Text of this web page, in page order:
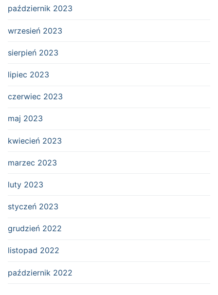
październik 2023
wrzesień 2023
sierpień 2023
lipiec 2023
czerwiec 2023
maj 2023
kwiecień 2023
marzec 2023
luty 2023
styczeń 2023
grudzień 2022
listopad 2022
październik 2022